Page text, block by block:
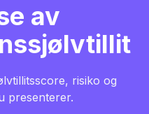
av
risiko og
presenterer.